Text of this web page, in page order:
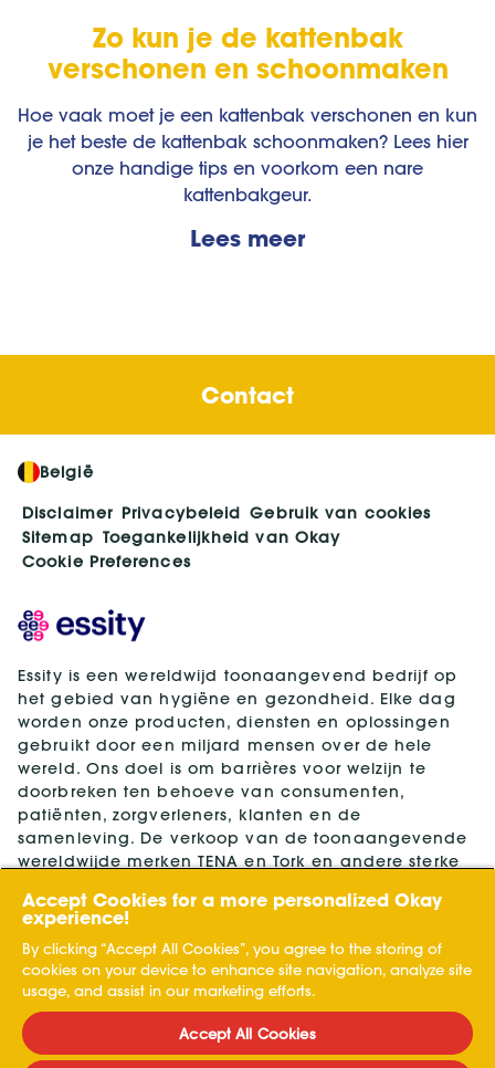
Zo kun je de kattenbak
verschonen en schoonmaken
Hoe vaak moet je een kattenbak verschonen en kun
je het beste de kattenbak schoonmaken? Lees hier
onze handige tips en voorkom een nare
kattenbakgeur.
Lees meer
Contact
België
Disclaimer Privacybeleid Gebruik van cookies
Sitemap Toegankelijkheid van Okay
Cookie Preferences
Essity is een wereldwijd toonaangevend bedrijf op
het gebied van hygiëne en gezondheid. Elke dag
worden onze producten, diensten en oplossingen
gebruikt door een miljard mensen over de hele
wereld. Ons doel is om barrières voor welzijn te
doorbreken ten behoeve van consumenten,
patiënten, zorgverleners, klanten en de
samenleving. De verkoop van de toonaangevende
wereldwijde merken TENA en Tork en andere sterke
Leukoplast, Libero, Libresse, Lotus, Modibodi,
Nosotras, Saba, Tempo, TOM Organic en Zewa vindt
plaats in zo'n 150 landen. In 2024 had Essity een
omzet van ongeveer SEK 146 miljard (13 miljard
euro) en 36.000 werknemers. Het hoofdkantoor van
het bedrijf is gevestigd in Stockholm, Zweden en
Essity staat genoteerd aan Nasdaq Stockholm. Kijk
Accept Cookies for a more personalized Okay
experience!
By clicking “Accept All Cookies”, you agree to the storing of
cookies on your device to enhance site navigation, analyze site
usage, and assist in our marketing efforts.
Accept All Cookies